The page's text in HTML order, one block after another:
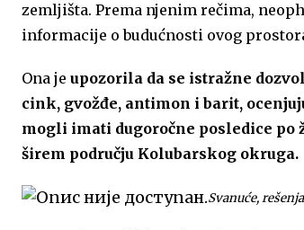
zemljišta. Prema njenim rečima,
informacije o budućnosti ovog
Ona je upozorila da se istražne
cink, gvožđe, antimon i barit,
mogli imati dugoročne posledice
širem području Kolubarskog okruga.
Svanuće,